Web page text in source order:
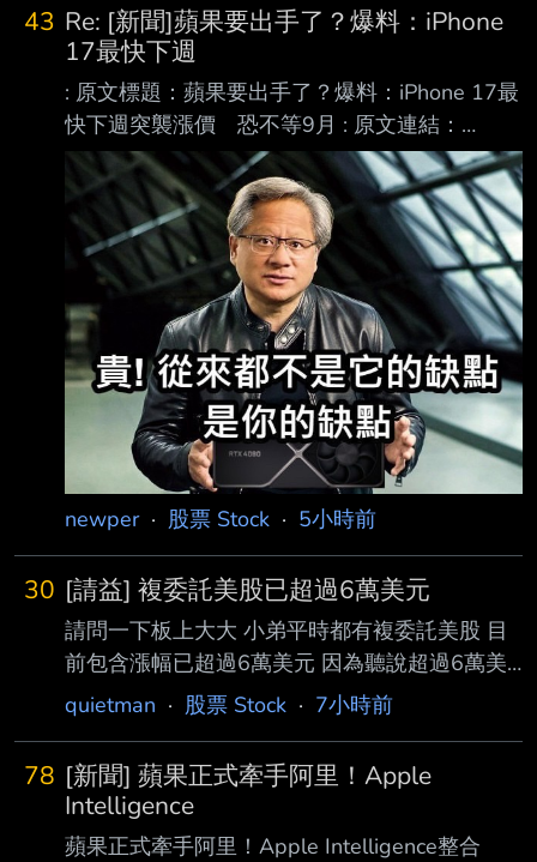
43 Re: [新聞]蘋果要出手了？爆料：iPhone
17最快下週
: 原文標題：蘋果要出手了？爆料：iPhone 17最
快下週突襲漲價 恐不等9月 : 原文連結：
https://3c.ltn.com.tw/news/67137 : 發布時間：
2026/08/08 10:20 : 記者署名：吳佩樺 : 原文內
容： : 市場普遍預期，蘋果將在9月發表會調漲
iPhone 18 Pro系列等新機售價，屆時也不排除
連 : 帶調整舊款iPhone價格。不過，最新爆料指
出，iPhone 17系列可能不用等到9月，最快下 :
週就會提前漲價。 : 微博爆料iPhone 17下週就
漲？
newper· 股票 Stock · 5小時前
30 [請益] 複委託美股已超過6萬美元
請問一下板上大大 小弟平時都有複委託美股 目
前包含漲幅已超過6萬美元 因為聽說超過6萬美
未來會有遺產稅的問題 (有小孩需考慮） 我是買
改投資00646和009826 還是板上大大有其他建
議嗎？ 因為也還在考慮 求建議 感謝各位大大的
建議 小弟補充一下 1. 我說的是被美國課遺產稅
quietman · 股票 Stock · 7小時前
78 [新聞] 蘋果正式牽手阿里！Apple
Intelligence
蘋果正式牽手阿里！Apple Intelligence整合